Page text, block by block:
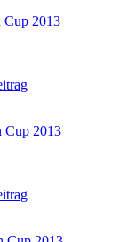
Cup 2013
Cup 2013